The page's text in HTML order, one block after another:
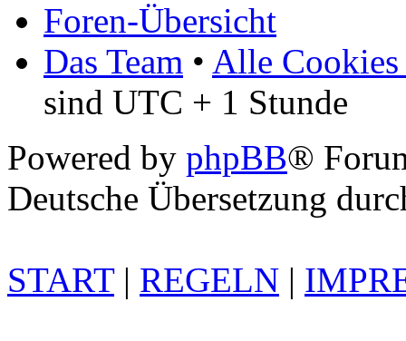
Foren-Übersicht
Das Team • Alle Cookies
sind UTC + 1 Stunde
Powered by phpBB®
Deutsche Übersetzung
START| REGELN |